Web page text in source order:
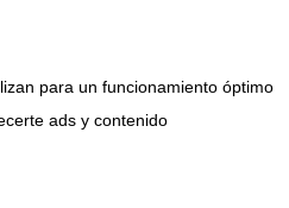
para un funcionamiento óptimo
ads y contenido